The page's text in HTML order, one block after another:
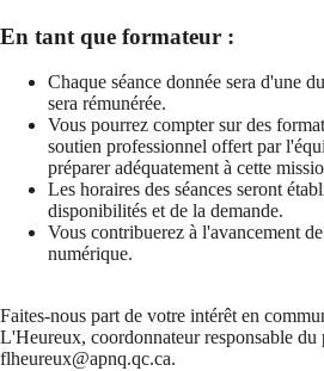
En tant que formateur :
Chaque séance donnée sera d'une
sera rémunérée.
Vous pourrez compter sur des
soutien professionnel offert par
préparer adéquatement à cette
Les horaires des séances seront
disponibilités et de la demande.
Vous contribuerez à l'avancement
numérique.
Faites-nous part de votre intérêt en
L'Heureux, coordonnateur responsable du
flheureux@apnq.qc.ca.